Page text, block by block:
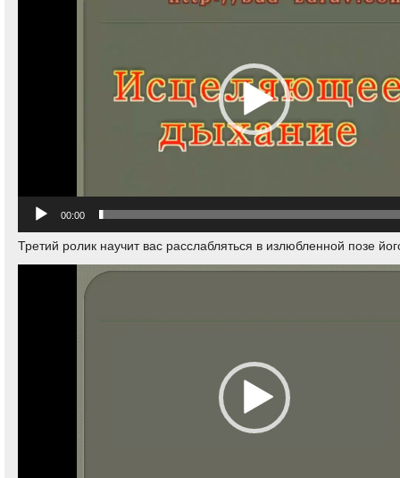
00:00
Третий ролик научит вас расслабляться в излюбленной позе